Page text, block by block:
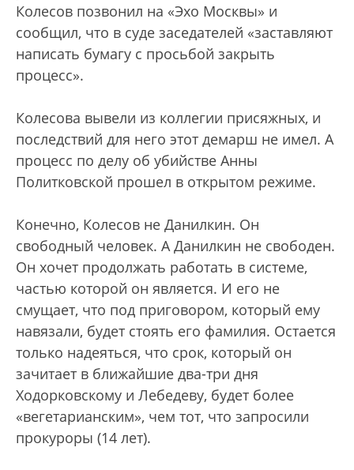
Колесов позвонил на «Эхо Москвы» и
сообщил, что в суде заседателей «заставляют
написать бумагу с просьбой закрыть
процесс».
Колесова вывели из коллегии присяжных, и
последствий для него этот демарш не имел. А
процесс по делу об убийстве Анны
Политковской прошел в открытом режиме.
Конечно, Колесов не Данилкин. Он
свободный человек. А Данилкин не свободен.
Он хочет продолжать работать в системе,
частью которой он является. И его не
смущает, что под приговором, который ему
навязали, будет стоять его фамилия. Остается
только надеяться, что срок, который он
зачитает в ближайшие два-три дня
Ходорковскому и Лебедеву, будет более
«вегетарианским», чем тот, что запросили
прокуроры (14 лет).